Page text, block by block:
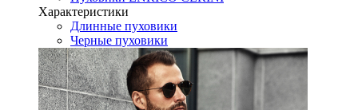
Характеристики
Длинные пуховики
Черные пуховики